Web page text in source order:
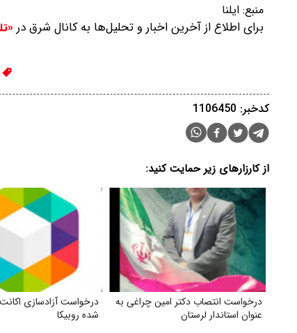
منبع: ایلنا
برای اطلاع از آخرین اخبار و تحلیل‌ها به کانال شرق در
کدخبر: 1106450
از کارزارهای زیر حمایت کنید:
درخواست انتصاب دکتر امین چراغی به
عنوان استاندار لرستان
درخواست آزادسازی
شده روبیکا